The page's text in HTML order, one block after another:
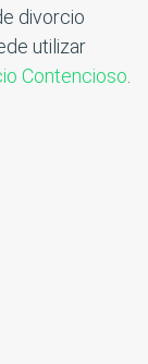
divorcio
utilizar
Contencioso